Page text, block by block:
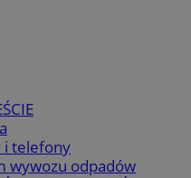
i telefony
wywozu odpadów